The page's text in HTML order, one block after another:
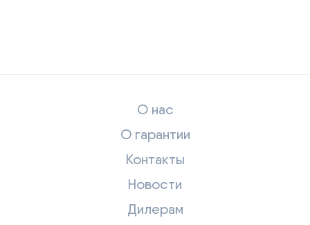
О нас
О гарантии
Контакты
Новости
Дилерам